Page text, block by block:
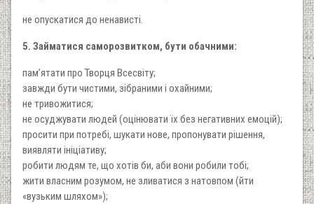
не опускатися до ненависті.
5. Займатися саморозвитком, бути обачними:
пам’ятати про Творця Всесвіту;
завжди бути чистими, зібраними і охайними;
не тривожитися;
не осуджувати людей (оцінювати їх без негативних емоцій);
просити при потребі, шукати нове, пропонувати рішення,
виявляти ініціативу;
робити людям те, що хотів би, аби вони робили тобі;
жити власним розумом, не зливатися з натовпом (йти
«вузьким шляхом»);